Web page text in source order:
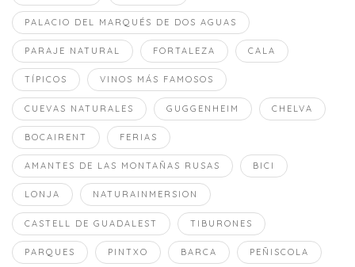
PALACIO DEL MARQUÉS DE DOS AGUAS
PARAJE NATURAL FORTALEZA CALA
TÍPICOS VINOS MÁS FAMOSOS
CUEVAS NATURALES GUGGENHEIM CHELVA
BOCAIRENT FERIAS
AMANTES DE LAS MONTAÑAS RUSAS BICI
LONJA NATURAINMERSION
CASTELL DE GUADALEST TIBURONES
PARQUES PINTXO BARCA PEÑISCOLA